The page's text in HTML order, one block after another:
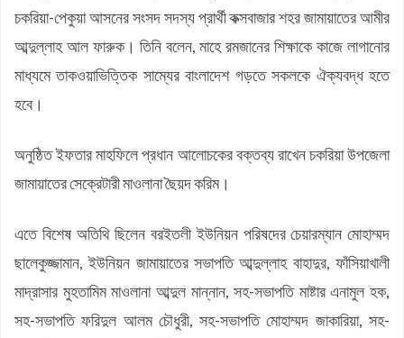
চকরিয়া-পেকুয়া আসনের সংসদ সদস্য প্রার্থী কক্সবাজার শহর জামায়াতের আমীর
আব্দুল্লাহ আল ফারুক। তিনি বলেন, মাহে রমজানের শিক্ষাকে কাজে লাগানোর
মাধ্যমে তাকওয়াভিত্তিক সাম্যের বাংলাদেশ গড়তে সকলকে ঐক্যবদ্ধ হতে
হবে।
অনুষ্ঠিত ইফতার মাহফিলে প্রধান আলোচকের বক্তব্য রাখেন চকরিয়া উপজেলা
জামায়াতের সেক্রেটারী মাওলানা ছৈয়দ করিম।
এতে বিশেষ অতিথি ছিলেন বরইতলী ইউনিয়ন পরিষদের চেয়ারম্যান মোহাম্মদ
ছালেকুজ্জামান, ইউনিয়ন জামায়াতের সভাপতি আব্দুল্লাহ বাহাদুর, ফাঁসিয়াখালী
মাদ্রাসার মুহতামিম মাওলানা আব্দুল মান্নান, সহ-সভাপতি মাষ্টার এনামুল হক,
সহ-সভাপতি ফরিদুল আলম চৌধুরী, সহ-সভাপতি মোহাম্মদ জাকারিয়া, সহ-